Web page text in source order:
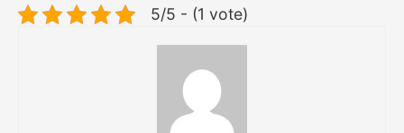
5/5 - (1 vote)